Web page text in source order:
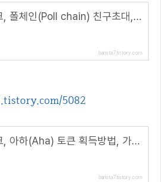
앱테크, 폴체인(Poll chain) 친구초대, 150 POLL 에어드랍( 추천코드 : 2131245 )
barista7.tistory.com
5082
앱테크, 아하(Aha) 토큰 획득방법, 가입시 120 AHT 지급( 추천 코드 : 65270F )
barista7.tistory.com